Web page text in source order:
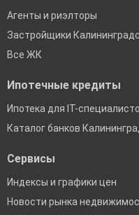
Агенты и риэлторы
Застройщики
Все ЖК
Ипотечные кредиты
Ипотека для IT-
Каталог банков
Сервисы
Индексы и графики цен
Новости рынка